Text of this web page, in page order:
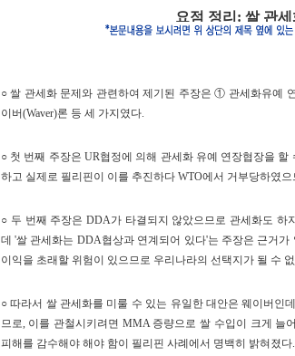
요점 정리: 쌀 관
○ 쌀 관세화 문제와 관련하여 제기된 주장은 ① 관세화유예
이버(Waver)론 등 세 가지였다.
○ 첫 번째 주장은 UR협정에 의해 관세화 유예 연장협장을
하고 실제로 필리핀이 이를 추진하다 WTO에서 거부당하였
○ 두 번째 주장은 DDA가 타결되지 않았으므로 관세화도
데 '쌀 관세화는 DDA협상과 연계되어 있다'는 주장은 근거
이익을 초래할 위험이 있으므로 우리나라의 선택지가 될 수
○ 따라서 쌀 관세화를 미룰 수 있는 유일한 대안은 웨이버인
므로, 이를 관철시키려면 MMA 증량으로 쌀 수입이 크게 늘
피해를 감수해야 해야 함이 필리핀 사례에서 명백히 밝혀졌다.